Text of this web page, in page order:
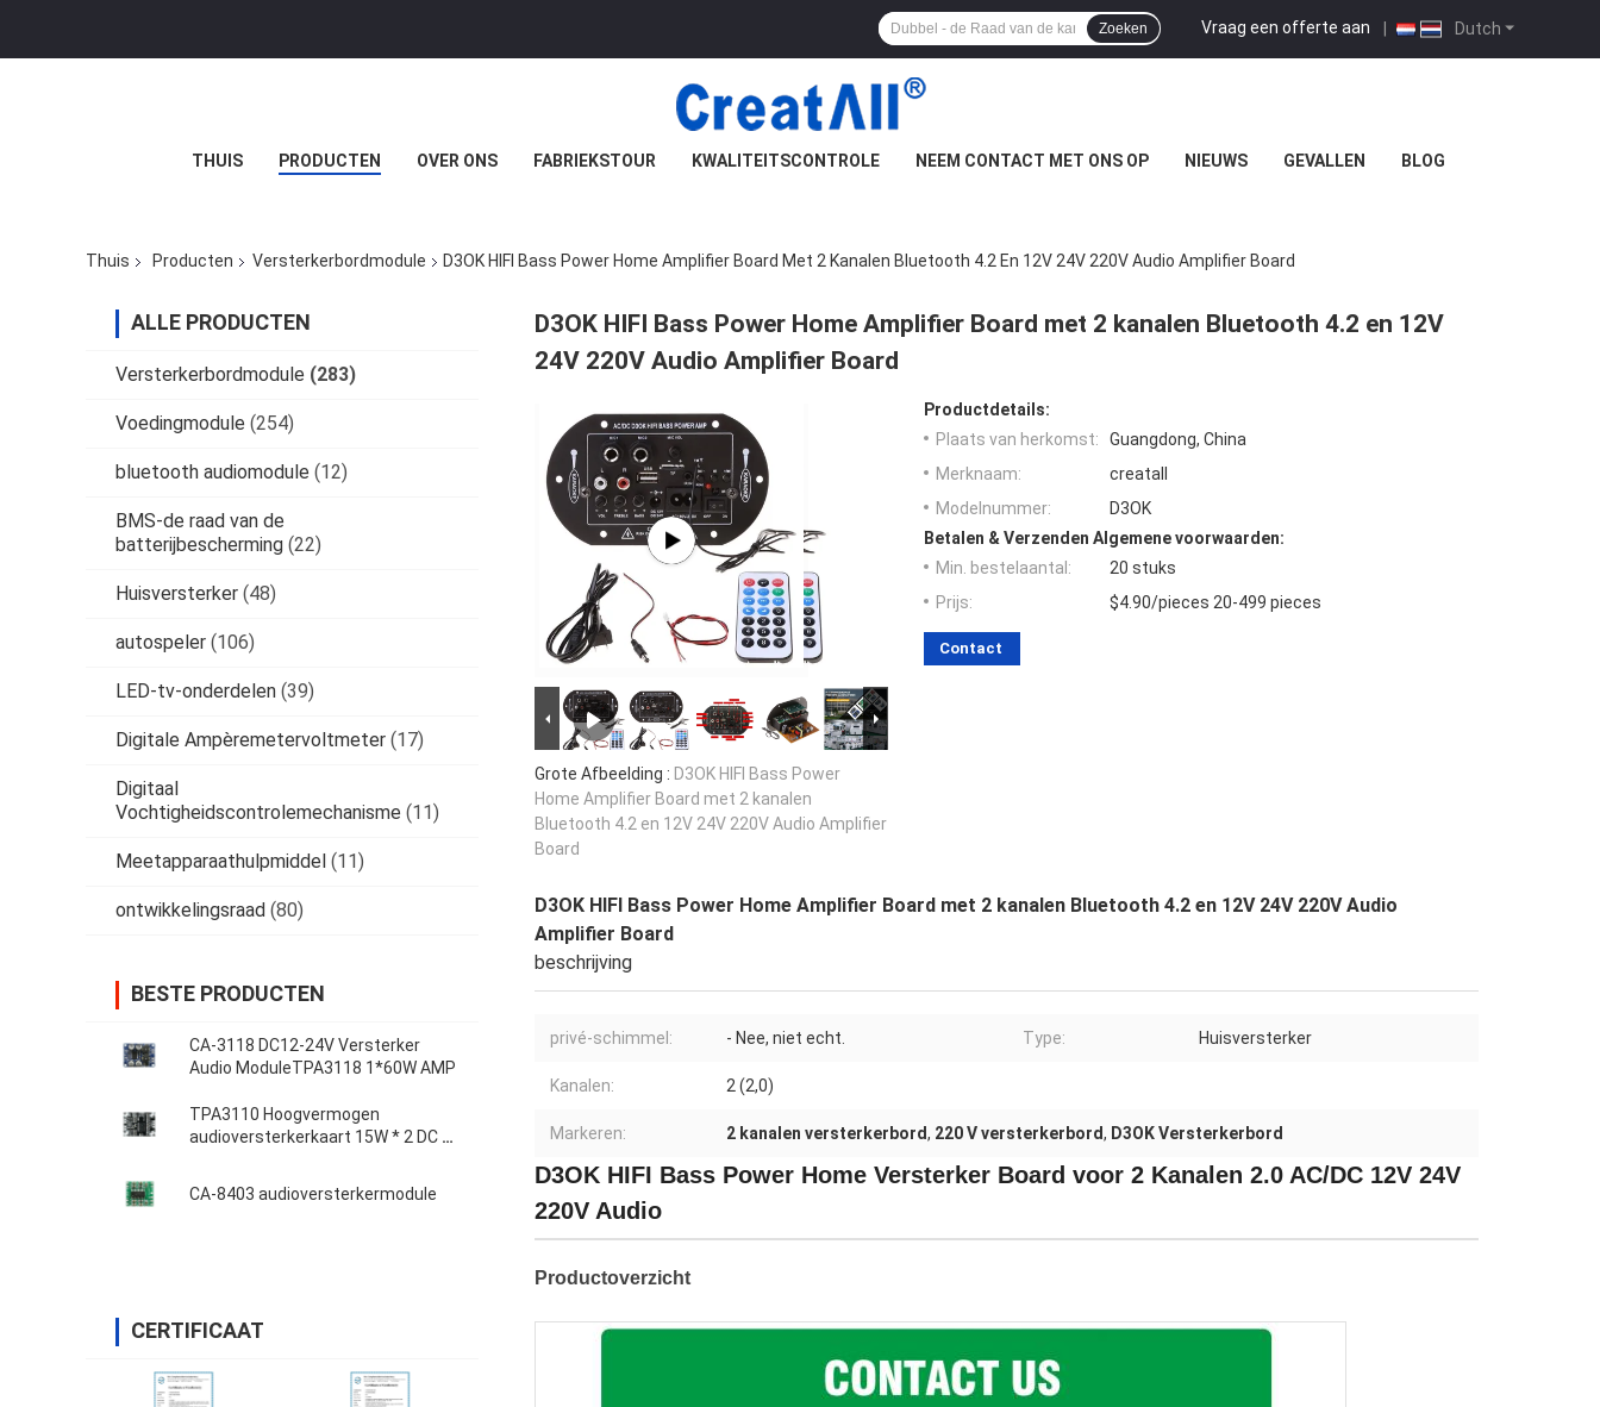
Dutch
Vraag een offerte aan |
Zoeken
THUIS PRODUCTEN OVER ONS FABRIEKSTOUR KWALITEITSCONTROLE NEEM CONTACT MET ONS OP NIEUWS GEVALLEN BLOG
Thuis Producten Versterkerbordmodule D3OK HIFI Bass Power Home Amplifier Board Met 2 Kanalen Bluetooth 4.2 En 12V 24V 220V Audio Amplifier Board
ALLE PRODUCTEN
Versterkerbordmodule (283)
Voedingmodule (254)
bluetooth audiomodule (12)
BMS-de raad van de
batterijbescherming (22)
Huisversterker (48)
autospeler (106)
LED-tv-onderdelen (39)
Digitale Ampèremetervoltmeter (17)
Digitaal
Vochtigheidscontrolemechanisme (11)
Meetapparaathulpmiddel (11)
ontwikkelingsraad (80)
BESTE PRODUCTEN
CA-3118 DC12-24V Versterker
Audio ModuleTPA3118 1*60W AMP
TPA3110 Hoogvermogen
audioversterkerkaart 15W * 2 DC 8-
CA-8403 audioversterkermodule
CERTIFICAAT
D3OK HIFI Bass Power Home Amplifier Board met 2 kanalen Bluetooth 4.2 en 12V
24V 220V Audio Amplifier Board
Grote Afbeelding : D3OK HIFI Bass Power
Home Amplifier Board met 2 kanalen
Bluetooth 4.2 en 12V 24V 220V Audio Amplifier
Board
Productdetails:
Plaats van herkomst:
Guangdong, China
Merknaam:
creatall
Modelnummer:
D3OK
Betalen & Verzenden Algemene voorwaarden:
Min. bestelaantal:
20 stuks
Prijs:
$4.90/pieces 20-499 pieces
Contact
D3OK HIFI Bass Power Home Amplifier Board met 2 kanalen Bluetooth 4.2 en 12V 24V 220V Audio
Amplifier Board
beschrijving
privé-schimmel: - Nee, niet echt. Type: Huisversterker
Kanalen: 2 (2,0)
Markeren: 2 kanalen versterkerbord, 220 V versterkerbord, D3OK Versterkerbord
D3OK HIFI Bass Power Home Versterker Board voor 2 Kanalen 2.0 AC/DC 12V 24V
220V Audio
Productoverzicht